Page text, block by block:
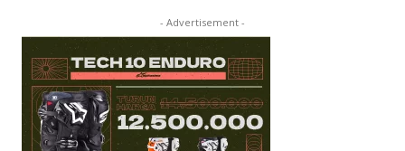
- Advertisement -